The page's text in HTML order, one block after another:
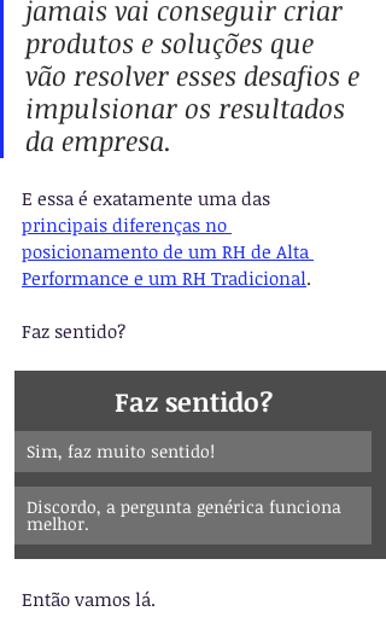
jamais vai conseguir criar
produtos e soluções que
vão resolver esses desafios e
impulsionar os resultados
da empresa.
E essa é exatamente uma das
principais diferenças no
posicionamento de um RH de Alta
Performance e um RH Tradicional.
Faz sentido?
Faz sentido?
Sim, faz muito sentido!
Discordo, a pergunta genérica funciona
melhor.
Então vamos lá.